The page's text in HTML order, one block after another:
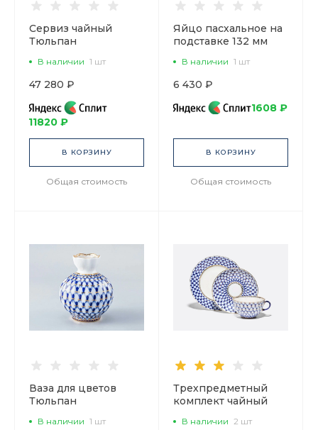
Сервиз чайный
Тюльпан
персон 14
предметов, арт.
81.20942.00.1
В наличии 1 шт
47 280 ₽
11820 ₽
В КОРЗИНУ
Общая стоимость
Яйцо пасхальное на
подставке 132 мм
сетка арт.
80.07117.00.1
В наличии 1 шт
6 430 ₽
1608 ₽
В КОРЗИНУ
Общая стоимость
Ваза для цветов
Тюльпан
арт. 80.04257.00.1
В наличии 1 шт
Трехпредметный
комплект чайный
рисунок Кобальтовая
В наличии 2 шт